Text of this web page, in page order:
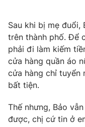
Câu chuyện quốc tế
Thị trường
Góc doanh nghiệp
Dữ liệu và đời
Truyền hình
Phim VTV
Hậu trường
Nhân vật
Giải trí
Điện ảnh
Âm nhạc
Đời sống
Sau khi bị mẹ đuổi,
trên thành phố. Để
phải đi làm kiếm
cửa hàng quần áo
cửa hàng chỉ tuyển
bất tiện.
Thế nhưng, Bảo
được, chị cứ tin ở